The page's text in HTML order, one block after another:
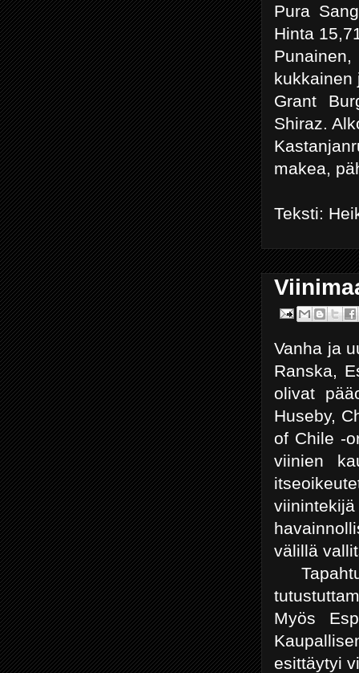
Pura
Hinta
kukkainen
Grant
Shiraz.
makea,
Teksti:
Vanha ja
Ranska,
olivat
Huseby,
of Chile -
viinien
välillä
Myös
esittäytyi